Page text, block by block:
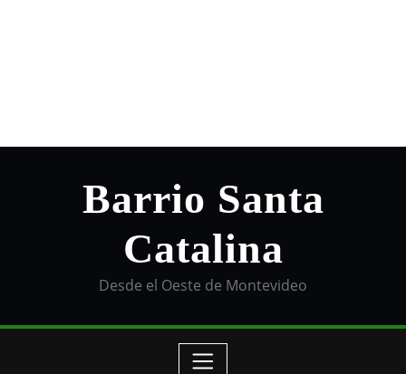
Barrio Santa
Catalina
Desde el Oeste de Montevideo